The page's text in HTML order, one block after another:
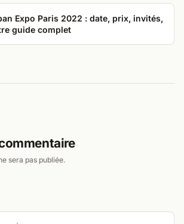
Expo Paris 2022 : date, prix, invités,
guide complet
sera pas publiée.